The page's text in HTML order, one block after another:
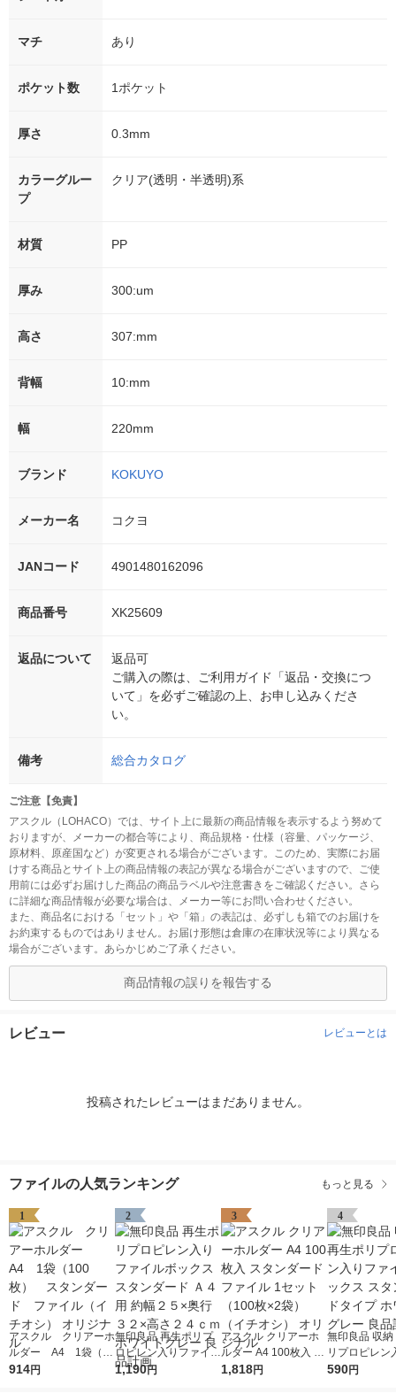
マチ あり
ポケット数 1ポケット
厚さ 0.3mm
カラーグルー
プ
クリア(透明・半透明)系
材質 PP
厚み 300:um
高さ 307:mm
背幅 10:mm
幅 220mm
ブランド KOKUYO
メーカー名 コクヨ
JANコード 4901480162096
商品番号 XK25609
返品について
返品可
ご購入の際は、ご利用ガイド「返品・交換につ
いて」を必ずご確認の上、お申し込みくださ
い。
備考 総合カタログ
ご注意【免責】
アスクル（LOHACO）では、サイト上に最新の商品情報を表示するよう努めて
おりますが、メーカーの都合等により、商品規格・仕様（容量、パッケージ、
原材料、原産国など）が変更される場合がございます。このため、実際にお届
けする商品とサイト上の商品情報の表記が異なる場合がございますので、ご使
用前には必ずお届けした商品の商品ラベルや注意書きをご確認ください。さら
に詳細な商品情報が必要な場合は、メーカー等にお問い合わせください。
また、商品名における「セット」や「箱」の表記は、必ずしも箱でのお届けを
お約束するものではありません。お届け形態は倉庫の在庫状況等により異なる
場合がございます。あらかじめご了承ください。
商品情報の誤りを報告する
レビュー レビューとは
投稿されたレビューはまだありません。
ファイルの人気ランキング もっと見る
1
アスクル クリアーホ
ルダー A4 1袋（10
0枚） スタンダー
914円
2
無印良品 再生ポリプ
ロピレン入りファイル
ボックススタンダード
1,190円
3
アスクル クリアーホ
ルダー A4 100枚入 ス
タンダード ファイル
1,818円
4
無印良品 収納
リプロピレン
イルボックス
590円